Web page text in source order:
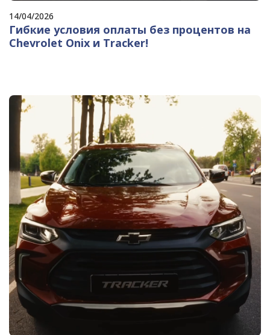
14/04/2026
Гибкие условия оплаты без процентов на
Chevrolet Onix и Tracker!